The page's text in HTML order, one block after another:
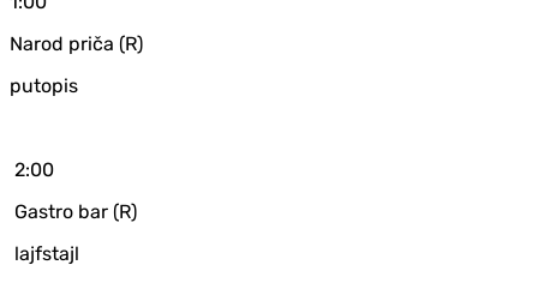
Narod priča (R)
putopis
2:00
Gastro bar (R)
lajfstajl